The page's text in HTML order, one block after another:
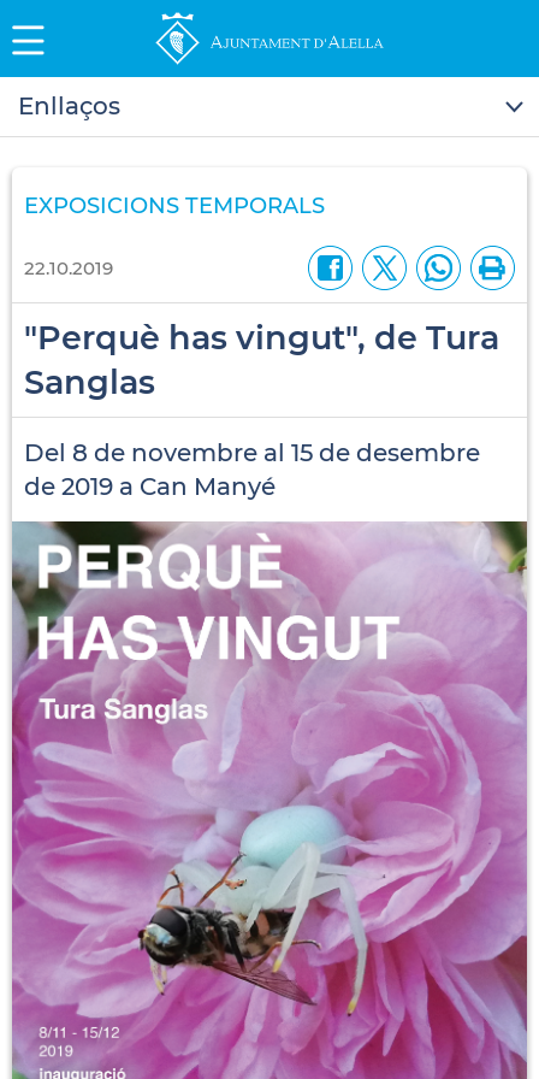
Enllaços
EXPOSICIONS TEMPORALS
22.10.2019
"Perquè has vingut", de Tura
Sanglas
Del 8 de novembre al 15 de desembre
de 2019 a Can Manyé